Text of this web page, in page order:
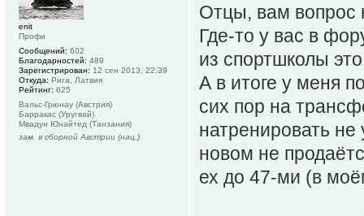
Отцы, вам вопрос
Где-то у вас в
из спортшколы
А в итоге у меня
сих пор на
натренировать не
новом не
ех до 47-ми (в
enit
Профи
Сообщений: 602
Благодарностей: 489
Зарегистрирован: 12 сен 2013, 22:39
Откуда: Рига, Латвия
Рейтинг: 625
Вальс-Грюнау (Австрия)
Барракас (Уругвай)
Мвадуи Юнайтед (Танзания)
зам. в сборной Австрии (нац.)